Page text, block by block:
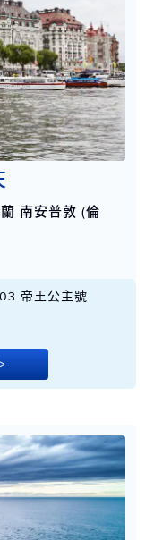
南安普敦 (倫
帝王公主號